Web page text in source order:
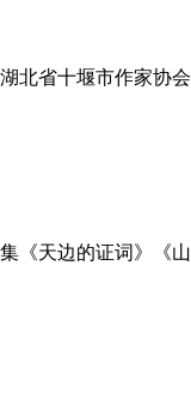
北省十堰市作家协
《天边的证词》《